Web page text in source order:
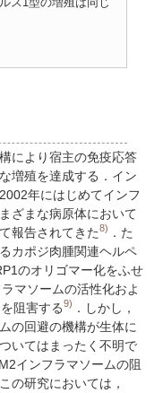
により宿主の免疫応答
増殖を達成する．イン
年にはじめてインフ
ざまな病原体において
報告されてきた8) ．た
カポジ肉腫関連ヘルペ
のオリゴマー化をふせ
マソームの活性化およ
阻害する9) ．しかし，
の回避の機構が生体に
いてはまったく不明で
インフラマソームの阻
の研究においては，